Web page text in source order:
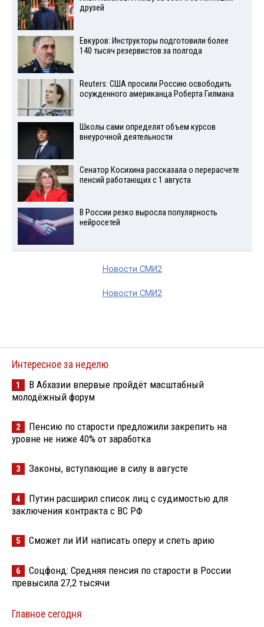
друзей
Евкуров: Инструкторы подготовили более
140 тысяч резервистов за полгода
Reuters: США просили Россию освободить
осужденного американца Роберта Гилмана
Школы сами определят объем курсов
внеурочной деятельности
Сенатор Косихина рассказала о перерасчете
пенсий работающих с 1 августа
В России резко выросла популярность
нейросетей
Новости СМИ2
Новости СМИ2
Интересное за неделю
1
В Абхазии впервые пройдёт масштабный
молодёжный форум
2
Пенсию по старости предложили закрепить на
уровне не ниже 40% от заработка
3 Законы, вступающие в силу в августе
4
Путин расширил список лиц с судимостью для
заключения контракта с ВС РФ
5 Сможет ли ИИ написать оперу и спеть арию
6
Соцфонд: Средняя пенсия по старости в России
превысила 27,2 тысячи
Главное сегодня